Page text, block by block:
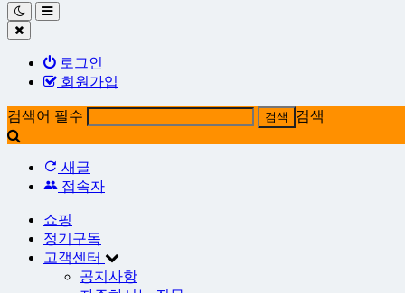
로그인
회원가입
검색어 필수 검색
새글
접속자
쇼핑
정기구독
고객센터
공지사항